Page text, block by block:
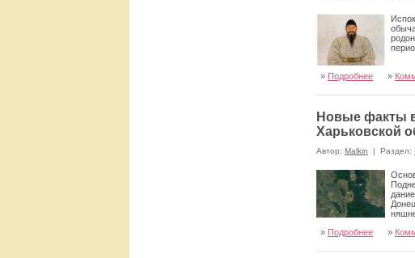
» Подробнее »
Новые факты
Харьковской
Автор: Malkin | Раздел:
» Подробнее »